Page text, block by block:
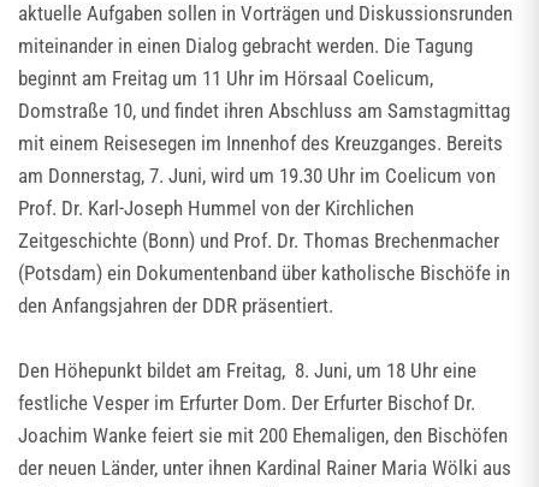
aktuelle Aufgaben sollen in Vorträgen und Diskussionsrunden
miteinander in einen Dialog gebracht werden. Die Tagung
beginnt am Freitag um 11 Uhr im Hörsaal Coelicum,
Domstraße 10, und findet ihren Abschluss am Samstagmittag
mit einem Reisesegen im Innenhof des Kreuzganges. Bereits
am Donnerstag, 7. Juni, wird um 19.30 Uhr im Coelicum von
Prof. Dr. Karl-Joseph Hummel von der Kirchlichen
Zeitgeschichte (Bonn) und Prof. Dr. Thomas Brechenmacher
(Potsdam) ein Dokumentenband über katholische Bischöfe in
den Anfangsjahren der DDR präsentiert.
Den Höhepunkt bildet am Freitag, 8. Juni, um 18 Uhr eine
festliche Vesper im Erfurter Dom. Der Erfurter Bischof Dr.
Joachim Wanke feiert sie mit 200 Ehemaligen, den Bischöfen
der neuen Länder, unter ihnen Kardinal Rainer Maria Wölki aus